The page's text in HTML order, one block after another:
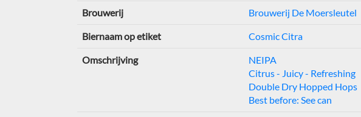
Brouwerij Brouwerij De Moersleutel
Biernaam op etiket Cosmic Citra
Omschrijving
NEIPA
Citrus - Juicy - Refreshing
Double Dry Hopped Hops
Best before: See can